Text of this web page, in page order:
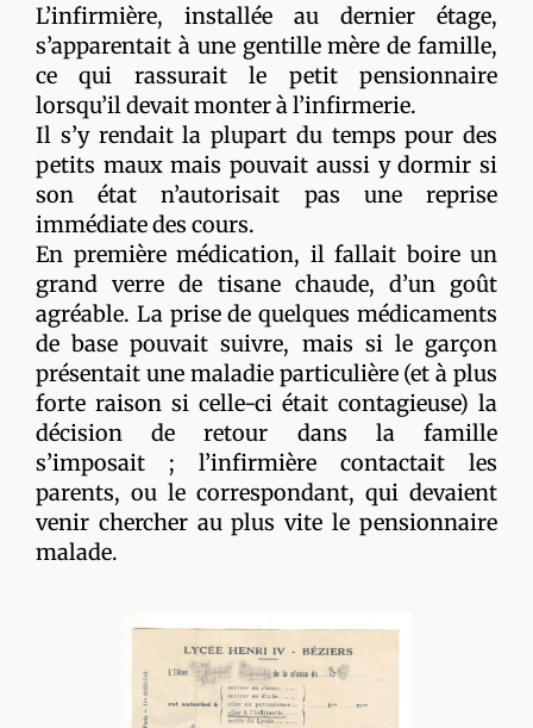
L’infirmière, installée au dernier étage,
s’apparentait à une gentille mère de famille,
ce qui rassurait le petit pensionnaire
lorsqu’il devait monter à l’infirmerie.
Il s’y rendait la plupart du temps pour des
petits maux mais pouvait aussi y dormir si
son état n’autorisait pas une reprise
immédiate des cours.
En première médication, il fallait boire un
grand verre de tisane chaude, d’un goût
agréable. La prise de quelques médicaments
de base pouvait suivre, mais si le garçon
présentait une maladie particulière (et à plus
forte raison si celle-ci était contagieuse) la
décision de retour dans la famille
s’imposait ; l’infirmière contactait les
parents, ou le correspondant, qui devaient
venir chercher au plus vite le pensionnaire
malade.